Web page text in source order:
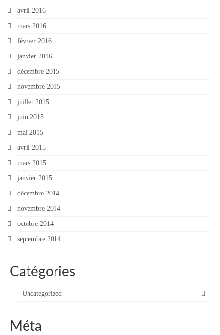
avril 2016
mars 2016
février 2016
janvier 2016
décembre 2015
novembre 2015
juillet 2015
juin 2015
mai 2015
avril 2015
mars 2015
janvier 2015
décembre 2014
novembre 2014
octobre 2014
septembre 2014
Catégories
Uncategorized
Méta